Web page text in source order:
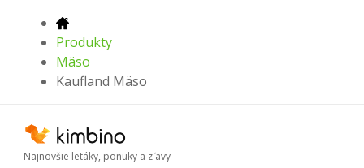
Produkty
Mäso
Kaufland Mäso
Najnovšie letáky, ponuky a zľavy